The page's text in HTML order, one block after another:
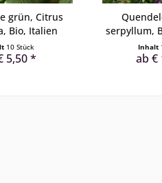
grün, Citrus
Bio, Italien
10 Stück
5,50 *
serpyllum,
Inhalt
ab €